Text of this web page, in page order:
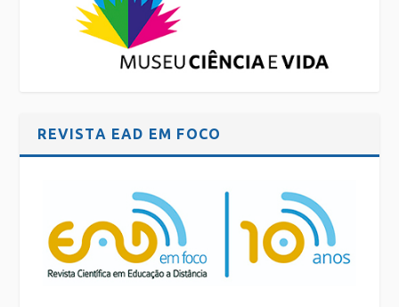
REVISTA EAD EM FOCO